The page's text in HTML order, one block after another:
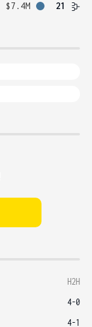
$7.4M 21
H2H
4-0
4-1